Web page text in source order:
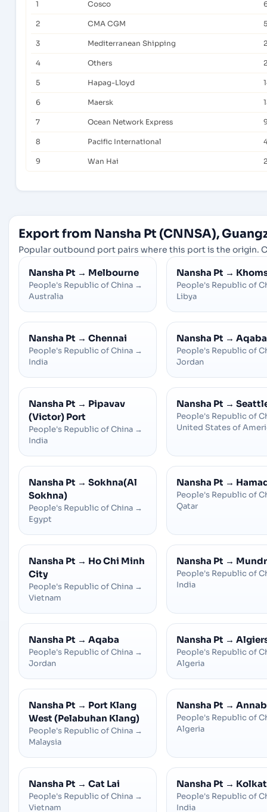
1 Cosco
2 CMA CGM
3 Mediterranean Shipping
4 Others
5 Hapag-Lloyd
6 Maersk
7 Ocean Network Express
8 Pacific International
9 Wan Hai
Export from Nansha Pt (CNNSA),
Popular outbound port pairs where this port is the origin.
Nansha Pt → Melbourne
People's Republic of China →
Australia
Nansha Pt →
People's Republic of
Libya
Nansha Pt → Chennai
People's Republic of China →
India
Nansha Pt →
People's Republic of
Jordan
Nansha Pt → Pipavav
(Victor) Port
People's Republic of China →
India
Nansha Pt →
People's Republic of
United States of
Nansha Pt → Sokhna(Al
Sokhna)
People's Republic of China →
Egypt
Nansha Pt →
People's Republic of
Qatar
Nansha Pt → Ho Chi Minh
City
People's Republic of China →
Vietnam
Nansha Pt →
People's Republic of
India
Nansha Pt → Aqaba
People's Republic of China →
Jordan
Nansha Pt →
People's Republic of
Algeria
Nansha Pt → Port Klang
West (Pelabuhan Klang)
People's Republic of China →
Malaysia
Nansha Pt →
People's Republic of
Algeria
Nansha Pt → Cat Lai
People's Republic of China →
Vietnam
Nansha Pt →
People's Republic of
India